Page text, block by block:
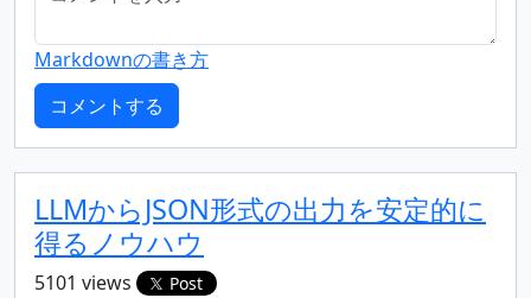
Markdownの書き方
LLMからJSON形式の出力を安定的に
得るノウハウ
5101 views Post